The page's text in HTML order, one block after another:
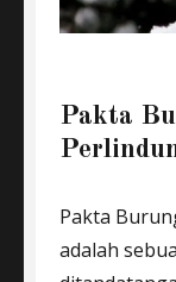
Pakta
Pakta
adalah